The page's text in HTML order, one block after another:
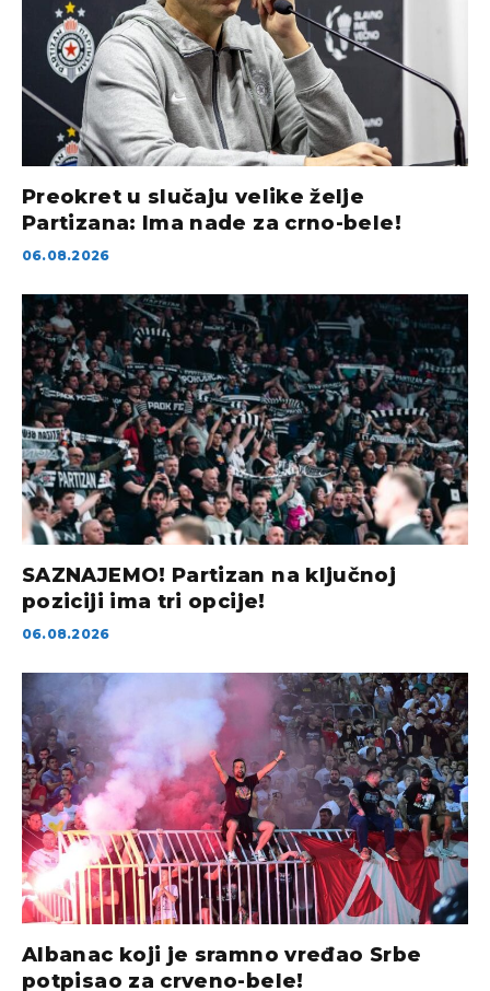
Preokret u slučaju velike želje
Partizana: Ima nade za crno-bele!
06.08.2026
SAZNAJEMO! Partizan na ključnoj
poziciji ima tri opcije!
06.08.2026
Albanac koji je sramno vređao Srbe
potpisao za crveno-bele!